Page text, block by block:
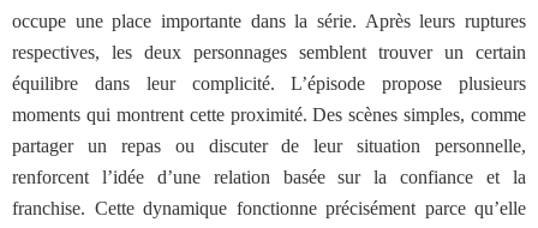
occupe une place importante dans la série. Après leurs ruptures
respectives, les deux personnages semblent trouver un certain
équilibre dans leur complicité. L’épisode propose plusieurs
moments qui montrent cette proximité. Des scènes simples, comme
partager un repas ou discuter de leur situation personnelle,
renforcent l’idée d’une relation basée sur la confiance et la
franchise. Cette dynamique fonctionne précisément parce qu’elle